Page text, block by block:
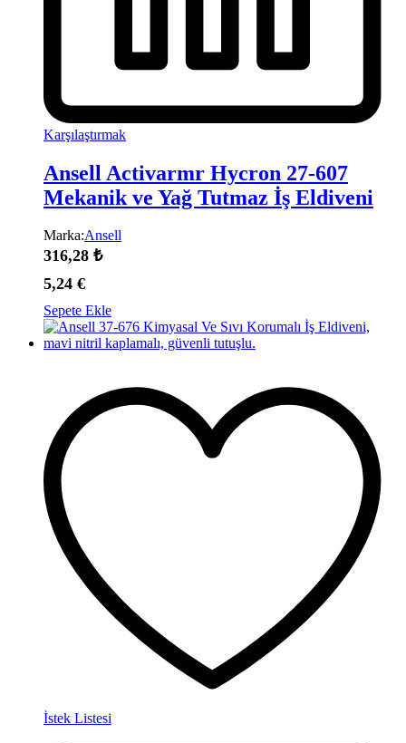
Karşılaştırmak
Ansell Activarmr Hycron 27-607
Mekanik ve Yağ Tutmaz İş Eldiveni
Marka:Ansell
316,28 ₺
5,24 €
Sepete Ekle
İstek Listesi